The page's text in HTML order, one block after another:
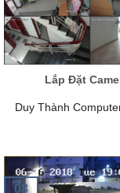
Lắp Đặt
Duy Thành
08